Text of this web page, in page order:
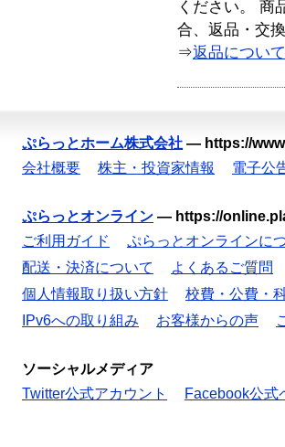
ください。 商
合、返品・交
⇒返品につい
ぷらっとホーム株式会社 — https://
会社概要
株主・投資家情報 電子公
ぷらっとオンライン — https://
ご利用ガイド
ぷらっとオンラインに
配送・決済について
よくあるご質問
個人情報取り扱い方針
校費・公費・
IPv6への取り組み
お客様からの声
ソーシャルメディア
Twitter公式アカウント
Facebook公式